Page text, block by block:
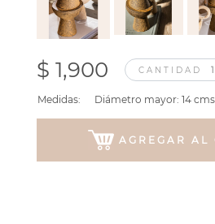
$ 1,900 CANTIDAD
Medidas: Diámetro mayor: 14
AGREGAR AL